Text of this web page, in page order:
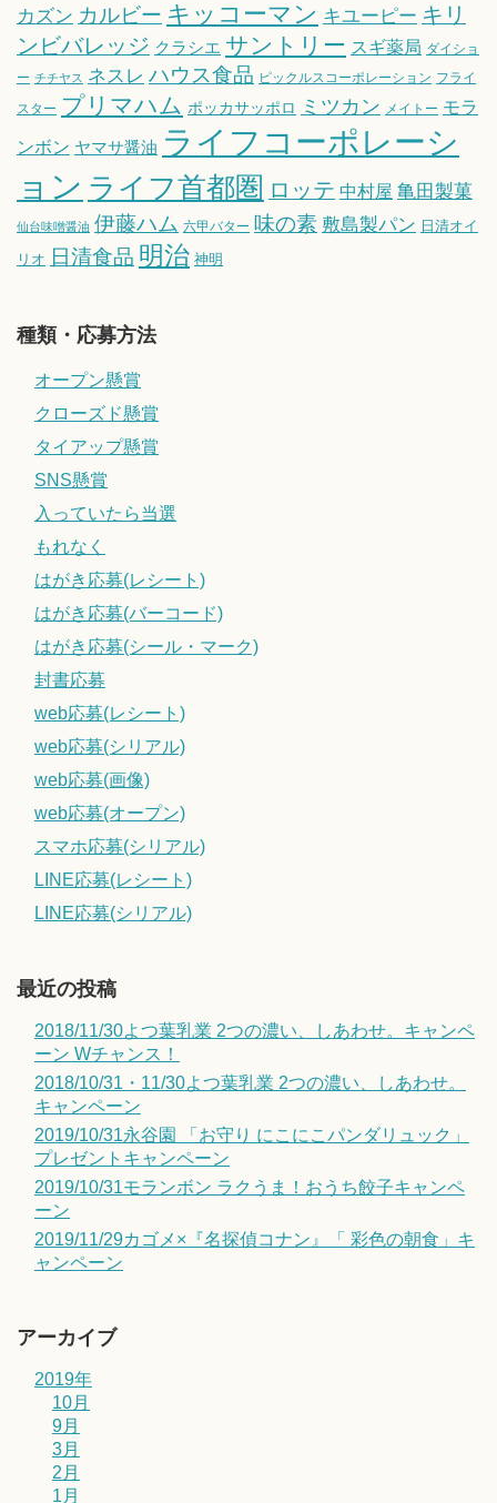
カズン カルビー キッコーマン キユーピー キリ
ンビバレッジ クラシエ サントリー スギ薬局 ダイショ
ー チチヤス ネスレ ハウス食品 ピックルスコーポレーション フライ
スター プリマハム ポッカサッポロ ミツカン メイトー モラ
ンボン ヤマサ醤油 ライフコーポレーシ
ョン ライフ首都圏 ロッテ 中村屋 亀田製菓
仙台味噌醤油 伊藤ハム 六甲バター 味の素 敷島製パン 日清オイ
リオ 日清食品 明治 神明
種類・応募方法
オープン懸賞
クローズド懸賞
タイアップ懸賞
SNS懸賞
入っていたら当選
もれなく
はがき応募(レシート)
はがき応募(バーコード)
はがき応募(シール・マーク)
封書応募
web応募(レシート)
web応募(シリアル)
web応募(画像)
web応募(オープン)
スマホ応募(シリアル)
LINE応募(レシート)
LINE応募(シリアル)
最近の投稿
2018/11/30よつ葉乳業 2つの濃い、しあわせ。キャンペ
ーン Wチャンス！
2018/10/31・11/30よつ葉乳業 2つの濃い、しあわせ。
キャンペーン
2019/10/31永谷園 「お守り にこにこパンダリュック」
プレゼントキャンペーン
2019/10/31モランボン ラクうま！おうち餃子キャンペ
ーン
2019/11/29カゴメ×『名探偵コナン』「 彩色の朝食」キ
ャンペーン
アーカイブ
2019年
10月
9月
3月
2月
1月